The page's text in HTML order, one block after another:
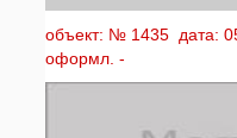
объект: № 1435 дата:
оформл. -